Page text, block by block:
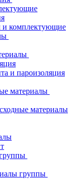
и комплектующие
и пароизоляция
материалы
материалы
группы